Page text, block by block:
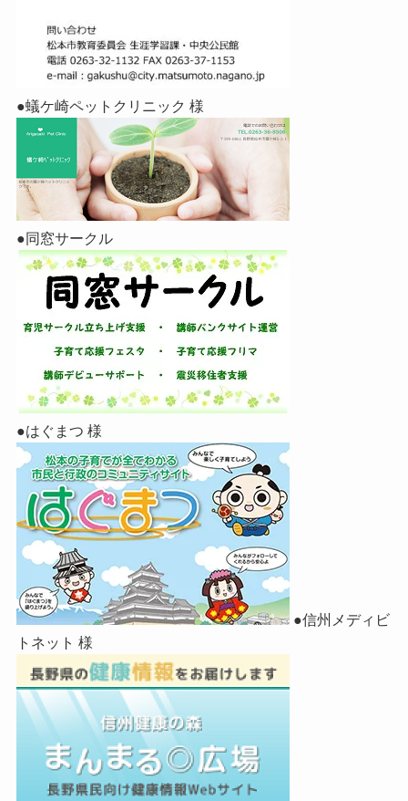
●蟻ケ崎ペットクリニック 様
●同窓サークル
●はぐまつ 様
●信州メディビ
トネット 様